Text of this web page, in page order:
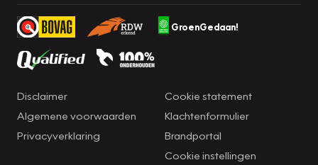
GroenGedaan!
Disclaimer
Algemene voorwaarden
Privacyverklaring
Cookie statement
Klachtenformulier
Brandportal
Cookie instellingen